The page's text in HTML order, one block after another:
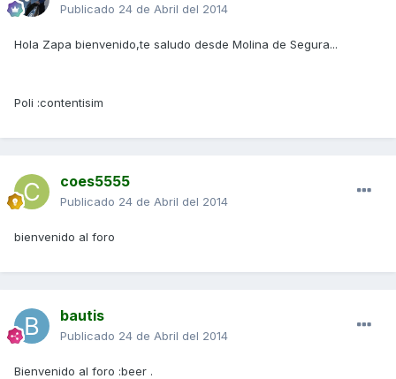
Publicado 24 de Abril del 2014
Hola Zapa bienvenido,te saludo desde Molina de Segura...
Poli :contentisim
coes5555
Publicado 24 de Abril del 2014
bienvenido al foro
bautis
Publicado 24 de Abril del 2014
Bienvenido al foro :beer .